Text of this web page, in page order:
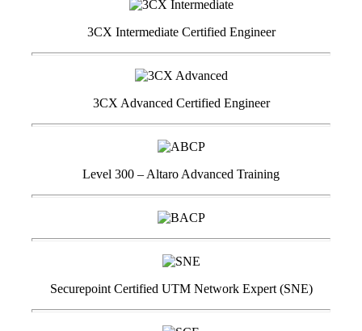
3CX Intermediate Certified Engineer
3CX Advanced Certified Engineer
Level 300 – Altaro Advanced Training
Securepoint Certified UTM Network Expert (SNE)